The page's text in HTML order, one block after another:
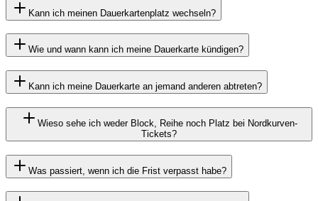
Kann ich meinen Dauerkartenplatz wechseln?
Wie und wann kann ich meine Dauerkarte kündigen?
Kann ich meine Dauerkarte an jemand anderen abtreten?
Wieso sehe ich weder Block, Reihe noch Platz bei Nordkurven-
Tickets?
Was passiert, wenn ich die Frist verpasst habe?